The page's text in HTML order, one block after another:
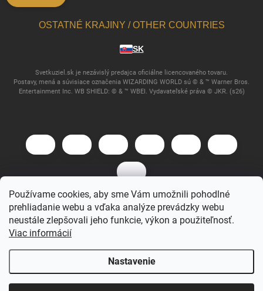
Používame cookies, aby sme Vám umožnili pohodlné
prehliadanie webu a vďaka analýze prevádzky webu
neustále zlepšovali jeho funkcie, výkon a použiteľnosť.
Viac informácií
Nastavenie
OSTATNÉ KRAJINY / OTHER COUNTRIES
SK
Svetkuziel.sk je nezávislý predajca oficiálne licencovaného tovaru.
Postavy, mená a súvisiace označenia WIZARDING WORLD sú © & ™ Warner Bros.
Entertainment Inc. WB SHIELD: © & ™ WBEI. Vydavateľské práva © JKR. (s26)
Copyright 2026 Svet Kúziel . Všetky práva vyhradené.